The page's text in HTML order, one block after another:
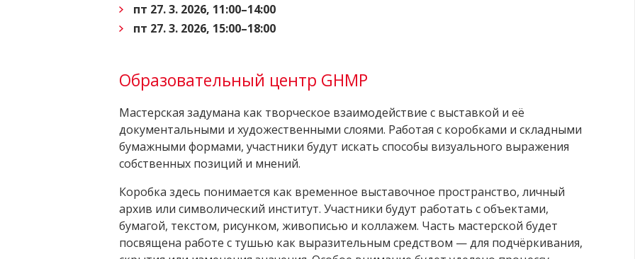
пт 27. 3. 2026, 11:00–14:00
пт 27. 3. 2026, 15:00–18:00
Образовательный центр GHMP
Мастерская задумана как творческое взаимодействие с выставкой и её
документальными и художественными слоями. Работая с коробками и складными
бумажными формами, участники будут искать способы визуального выражения
собственных позиций и мнений.
Коробка здесь понимается как временное выставочное пространство, личный
архив или символический институт. Участники будут работать с объектами,
бумагой, текстом, рисунком, живописью и коллажем. Часть мастерской будет
посвящена работе с тушью как выразительным средством — для подчёркивания,